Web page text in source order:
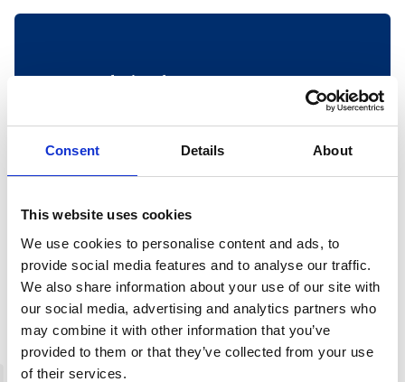
Consent Details About
This website uses cookies
We use cookies to personalise content and ads, to
provide social media features and to analyse our traffic.
We also share information about your use of our site with
our social media, advertising and analytics partners who
may combine it with other information that you’ve
provided to them or that they’ve collected from your use
of their services.
Våre leiligheter på 44 kvm har alt på et
plan og har en sovealkove med to 75 cm
dusj, åpen kjøkkenløsning med to
kaffetrakter og mikroovn.
Spisebord til 4-5p, sofa, TV og trådløst
internett. Prisen på alle leiligheter er på
selvstell, der det er mulighet å leie
sengetøy eller å betale ekstra for
frokost/sluttvask.